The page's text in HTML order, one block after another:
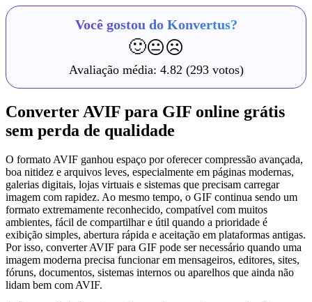
Você gostou do Konvertus?
🙂😐☹️
Avaliação média: 4.82 (293 votos)
Converter AVIF para GIF online grátis
sem perda de qualidade
O formato AVIF ganhou espaço por oferecer compressão avançada,
boa nitidez e arquivos leves, especialmente em páginas modernas,
galerias digitais, lojas virtuais e sistemas que precisam carregar
imagem com rapidez. Ao mesmo tempo, o GIF continua sendo um
formato extremamente reconhecido, compatível com muitos
ambientes, fácil de compartilhar e útil quando a prioridade é
exibição simples, abertura rápida e aceitação em plataformas antigas.
Por isso, converter AVIF para GIF pode ser necessário quando uma
imagem moderna precisa funcionar em mensageiros, editores, sites,
fóruns, documentos, sistemas internos ou aparelhos que ainda não
lidam bem com AVIF.